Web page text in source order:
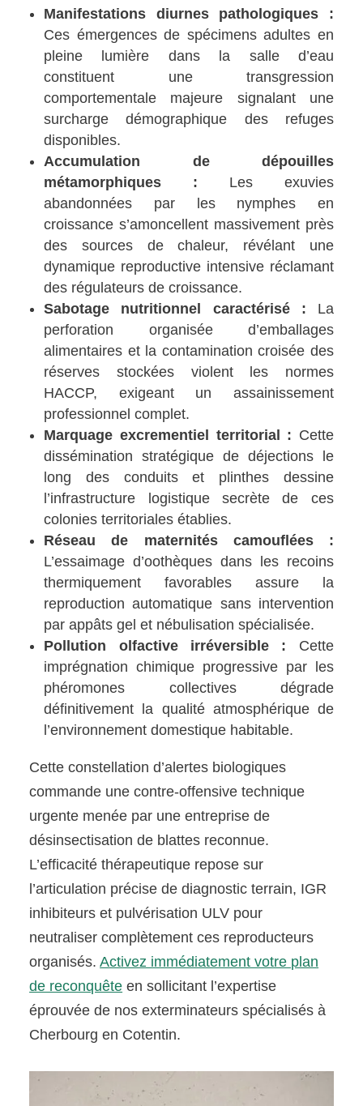
Manifestations diurnes pathologiques :
Ces émergences de spécimens adultes en
pleine lumière dans la salle d’eau
constituent une transgression
comportementale majeure signalant une
surcharge démographique des refuges
disponibles.
Accumulation de dépouilles
métamorphiques : Les exuvies
abandonnées par les nymphes en
croissance s’amoncellent massivement près
des sources de chaleur, révélant une
dynamique reproductive intensive réclamant
des régulateurs de croissance.
Sabotage nutritionnel caractérisé : La
perforation organisée d’emballages
alimentaires et la contamination croisée des
réserves stockées violent les normes
HACCP, exigeant un assainissement
professionnel complet.
Marquage excrementiel territorial : Cette
dissémination stratégique de déjections le
long des conduits et plinthes dessine
l’infrastructure logistique secrète de ces
colonies territoriales établies.
Réseau de maternités camouflées :
L’essaimage d’oothèques dans les recoins
thermiquement favorables assure la
reproduction automatique sans intervention
par appâts gel et nébulisation spécialisée.
Pollution olfactive irréversible : Cette
imprégnation chimique progressive par les
phéromones collectives dégrade
définitivement la qualité atmosphérique de
l’environnement domestique habitable.
Cette constellation d’alertes biologiques
commande une contre-offensive technique
urgente menée par une entreprise de
désinsectisation de blattes reconnue.
L’efficacité thérapeutique repose sur
l’articulation précise de diagnostic terrain, IGR
inhibiteurs et pulvérisation ULV pour
neutraliser complètement ces reproducteurs
organisés.Activez immédiatement votre plan
de reconquête en sollicitant l’expertise
éprouvée de nos exterminateurs spécialisés à
Cherbourg en Cotentin.